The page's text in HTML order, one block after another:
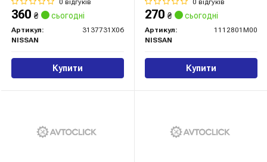
360 ₴ сьогодні
Артикул:
3137731X06
NISSAN
Купити
270 ₴ сьогодні
Артикул:
1112801M00
NISSAN
Купити